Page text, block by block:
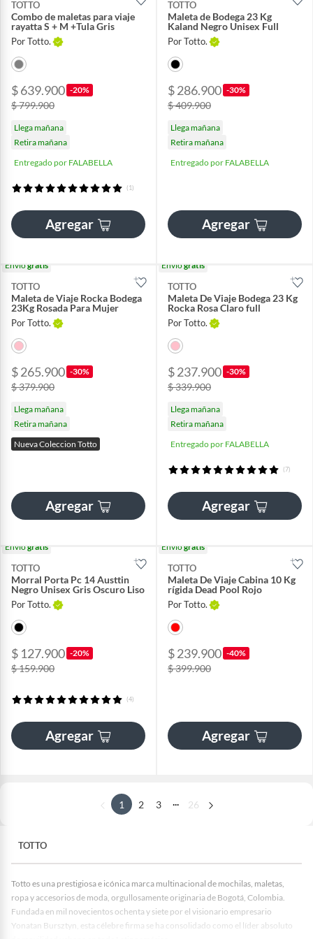
TOTTO
Combo de maletas para viaje
rayatta S + M +Tula Gris
Por Totto.
$ 639.900 -20%
$ 799.900
Llega mañana
Retira mañana
Entregado por FALABELLA
(1)
Agregar
TOTTO
Maleta de Bodega 23 Kg
Kaland Negro Unisex Full
Por Totto.
$ 286.900 -30%
$ 409.900
Llega mañana
Retira mañana
Entregado por FALABELLA
Agregar
Envíogratis
TOTTO
Maleta de Viaje Rocka Bodega
23Kg Rosada Para Mujer
Por Totto.
$ 265.900 -30%
$ 379.900
Llega mañana
Retira mañana
Nueva Coleccion Totto
Agregar
Envíogratis
TOTTO
Maleta De Viaje Bodega 23 Kg
Rocka Rosa Claro full
Por Totto.
$ 237.900 -30%
$ 339.900
Llega mañana
Retira mañana
Entregado por FALABELLA
(7)
Agregar
Envíogratis
TOTTO
Morral Porta Pc 14 Austtin
Negro Unisex Gris Oscuro Liso
Por Totto.
$ 127.900 -20%
$ 159.900
(4)
Agregar
Envíogratis
TOTTO
Maleta De Viaje Cabina 10 Kg
rígida Dead Pool Rojo
Por Totto.
$ 239.900 -40%
$ 399.900
Agregar
1 2 3 ... 26
TOTTO
Totto es una prestigiosa e icónica marca multinacional de mochilas, maletas,
ropa y accesorios de moda, orgullosamente originaria de Bogotá, Colombia.
Fundada en mil novecientos ochenta y siete por el visionario empresario
Yonatan Bursztyn, esta célebre firma se ha consolidado como el líder absoluto